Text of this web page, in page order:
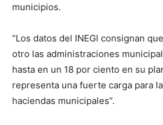
municipios.
“Los datos del INEGI consignan
otro las administraciones
hasta en un 18 por ciento en su
representa una fuerte carga para
haciendas municipales”.